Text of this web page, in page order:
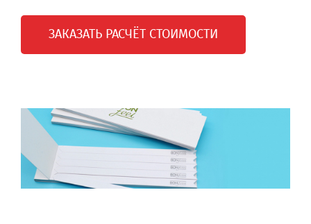
ЗАКАЗАТЬ РАСЧЁТ СТОИМОСТИ